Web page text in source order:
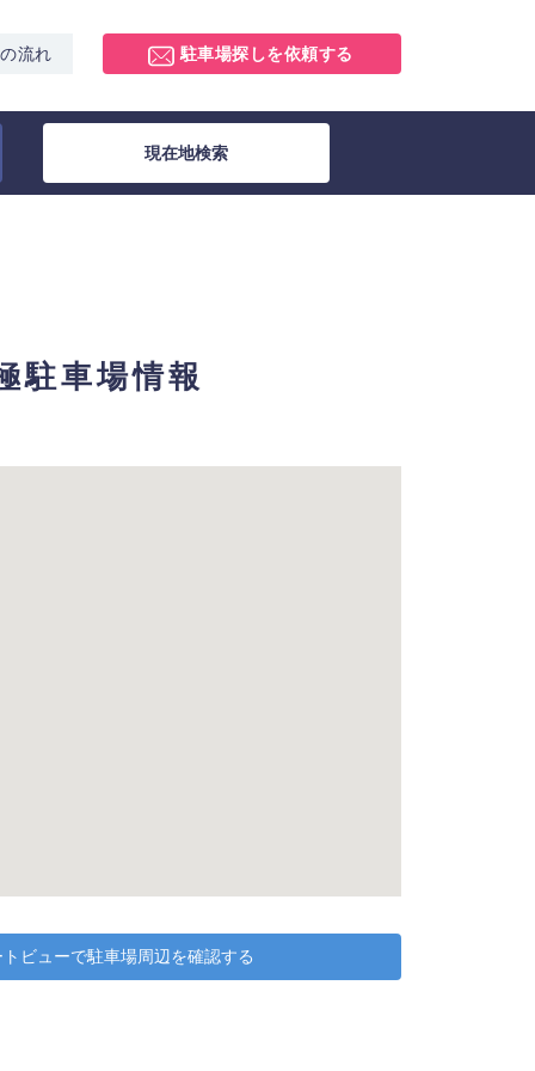
流れ 駐車場探しを依頼する
現在地検索
駐車場情報
ビューで駐車場周辺を確認する